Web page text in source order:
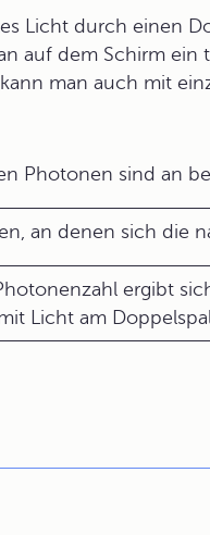
Licht durch einen
auf dem Schirm
man auch mit
Photonen sind an
an denen sich die
ergibt
Licht am